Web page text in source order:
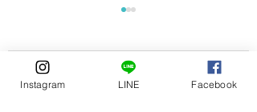
コメント
Instagram LINE Facebook